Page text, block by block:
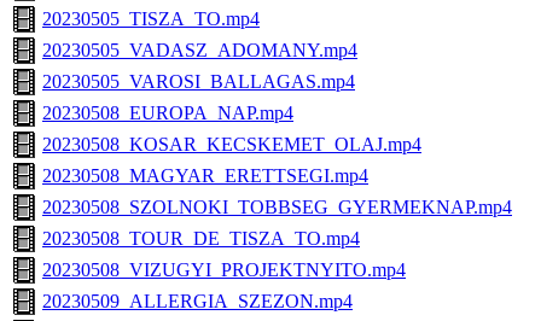
20230505_TISZA_TO.mp4
20230505_VADASZ_ADOMANY.mp4
20230505_VAROSI_BALLAGAS.mp4
20230508_EUROPA_NAP.mp4
20230508_KOSAR_KECSKEMET_OLAJ.mp4
20230508_MAGYAR_ERETTSEGI.mp4
20230508_SZOLNOKI_TOBBSEG_GYERMEKNAP.mp4
20230508_TOUR_DE_TISZA_TO.mp4
20230508_VIZUGYI_PROJEKTNYITO.mp4
20230509_ALLERGIA_SZEZON.mp4